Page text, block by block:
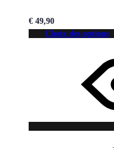
€ 49,90
Choix des options